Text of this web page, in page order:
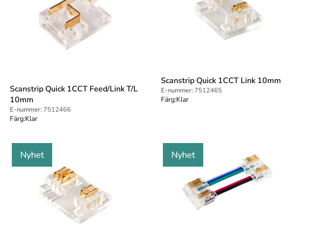
Scanstrip Quick 1CCT Feed/Link T/L
10mm
E-nummer: 7512466
Färg:Klar
Scanstrip Quick 1CCT Link 10mm
E-nummer: 7512465
Färg:Klar
Nyhet Nyhet